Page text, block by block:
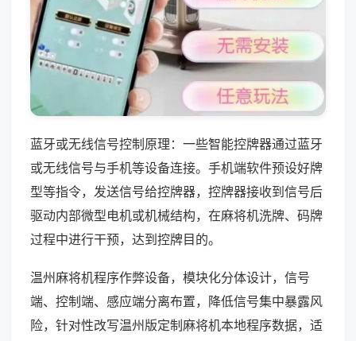
蓝牙或无线信号控制原理：一些智能控牌器通过蓝牙
或无线信号与手机等设备连接。手机端软件预设好牌
型等指令，发送信号给控牌器，控牌器接收到信号后
驱动内部微型电机或机械结构，在麻将机洗牌、码牌
过程中进行干预，达到控牌目的。
温州麻将机程序作弊设备，模块化分体设计，信号
端、控制端、感应端分离布置，降低信号集中暴露风
险，针对性改写温州版定制麻将机本地程序数据，适